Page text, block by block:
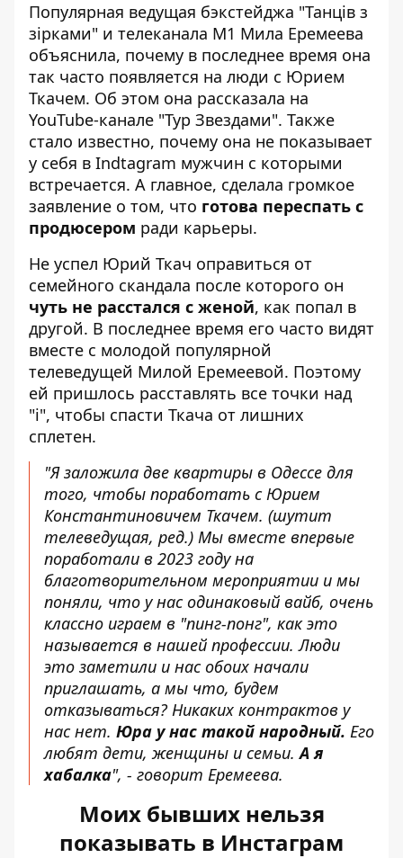
Популярная ведущая бэкстейджа "Танців з
зірками" и телеканала М1 Мила Еремеева
объяснила, почему в последнее время она
так часто появляется на люди с Юрием
Ткачем. Об этом она рассказала на
YouTube-канале "Тур Звездами". Также
стало известно, почему она не показывает
у себя в Indtagram мужчин с которыми
встречается. А главное, сделала громкое
заявление о том, что готова переспать с
продюсером ради карьеры.
Не успел Юрий Ткач оправиться от
семейного скандала после которого он
чуть не расстался с женой, как попал в
другой. В последнее время его часто видят
вместе с молодой популярной
телеведущей Милой Еремеевой. Поэтому
ей пришлось расставлять все точки над
"i", чтобы спасти Ткача от лишних
сплетен.
"Я заложила две квартиры в Одессе для
того, чтобы поработать с Юрием
Константиновичем Ткачем. (шутит
телеведущая, ред.) Мы вместе впервые
поработали в 2023 году на
благотворительном мероприятии и мы
поняли, что у нас одинаковый вайб, очень
классно играем в "пинг-понг", как это
называется в нашей профессии. Люди
это заметили и нас обоих начали
приглашать, а мы что, будем
отказываться? Никаких контрактов у
нас нет. Юра у нас такой народный. Его
любят дети, женщины и семьи. А я
хабалка", - говорит Еремеева.
Моих бывших нельзя
показывать в Инстаграм